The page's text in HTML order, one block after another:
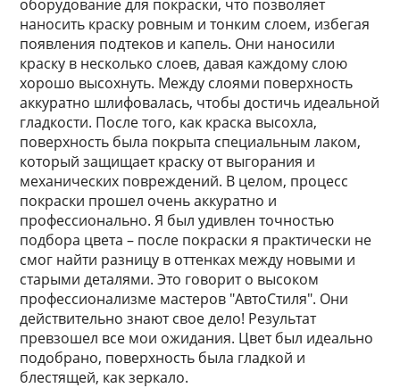
оборудование для покраски, что позволяет
наносить краску ровным и тонким слоем, избегая
появления подтеков и капель. Они наносили
краску в несколько слоев, давая каждому слою
хорошо высохнуть. Между слоями поверхность
аккуратно шлифовалась, чтобы достичь идеальной
гладкости. После того, как краска высохла,
поверхность была покрыта специальным лаком,
который защищает краску от выгорания и
механических повреждений. В целом, процесс
покраски прошел очень аккуратно и
профессионально. Я был удивлен точностью
подбора цвета – после покраски я практически не
смог найти разницу в оттенках между новыми и
старыми деталями. Это говорит о высоком
профессионализме мастеров "АвтоСтиля". Они
действительно знают свое дело! Результат
превзошел все мои ожидания. Цвет был идеально
подобрано, поверхность была гладкой и
блестящей, как зеркало.